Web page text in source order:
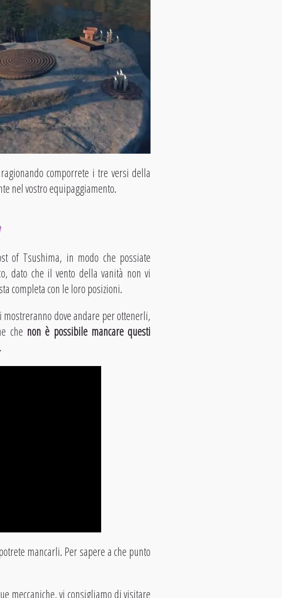
comporrete i tre versi della
nel vostro equipaggiamento.
of Tsushima, in modo che possiate
dato che il vento della vanità non vi
completa con le loro posizioni.
mostreranno dove andare per ottenerli,
che non è possibile mancare questi
mancarli. Per sapere a che punto
meccaniche, vi consigliamo di visitare